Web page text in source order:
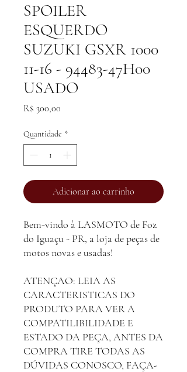
SPOILER
ESQUERDO
SUZUKI GSXR 1000
11-16 - 94483-47H00
USADO
R$ 300,00
Quantidade *
Adicionar ao carrinho
Bem-vindo à LASMOTO de Foz
do Iguaçu - PR, a loja de peças de
motos novas e usadas!
ATENÇAO: LEIA AS
CARACTERISTICAS DO
PRODUTO PARA VER A
COMPATILIBILIDADE E
ESTADO DA PEÇA, ANTES DA
COMPRA TIRE TODAS AS
DÚVIDAS CONOSCO, FAÇA-